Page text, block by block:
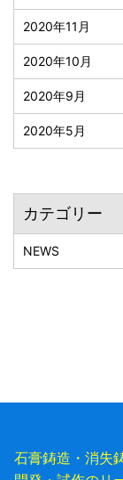
2020年11月
2020年10月
2020年9月
2020年5月
カテゴリー
NEWS
石膏鋳造・消失